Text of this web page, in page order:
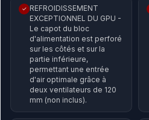
✓ REFROIDISSEMENT
EXCEPTIONNEL DU GPU -
Le capot du bloc
d'alimentation est perforé
sur les côtés et sur la
partie inférieure,
permettant une entrée
d'air optimale grâce à
deux ventilateurs de 120
mm (non inclus).